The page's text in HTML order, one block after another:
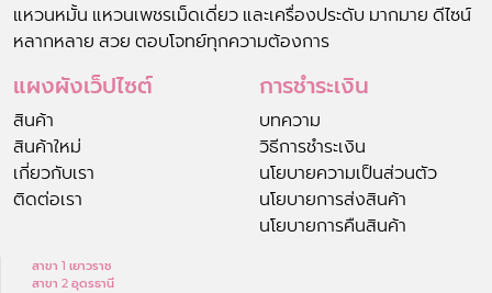
แหวนหมั้น แหวนเพชรเม็ดเดี่ยว และเครื่องประดับ มากมาย ดีไซน์
หลากหลาย สวย ตอบโจทย์ทุกความต้องการ
แผงผังเว็ปไซต์
สินค้า
สินค้าใหม่
เกี่ยวกับเรา
ติดต่อเรา
การชำระเงิน
บทความ
วิธีการชำระเงิน
นโยบายความเป็นส่วนตัว
นโยบายการส่งสินค้า
นโยบายการคืนสินค้า
สาขา 1 เยาวราช
สาขา 2 อุดรธานี